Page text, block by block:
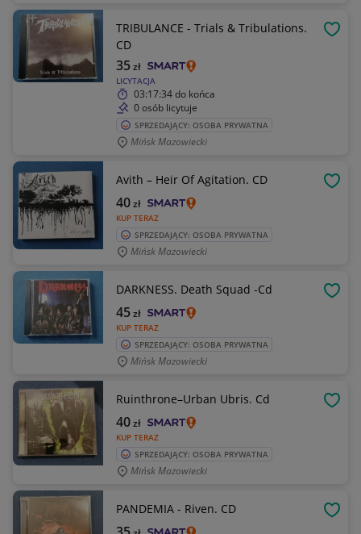
TRIBULANCE - Trials & Tribulations.
CD
LICYTACJA
35zł
03:17:34do końca
0 osób licytuje
SPRZEDAJĄCY: OSOBA PRYWATNA
Mińsk Mazowiecki
Avith – Heir Of Agitation. CD
KUP TERAZ
40zł
SPRZEDAJĄCY: OSOBA PRYWATNA
Mińsk Mazowiecki
DARKNESS. Death Squad -Cd
KUP TERAZ
45zł
SPRZEDAJĄCY: OSOBA PRYWATNA
Mińsk Mazowiecki
Ruinthrone–Urban Ubris. Cd
KUP TERAZ
40zł
SPRZEDAJĄCY: OSOBA PRYWATNA
Mińsk Mazowiecki
PANDEMIA - Riven. CD